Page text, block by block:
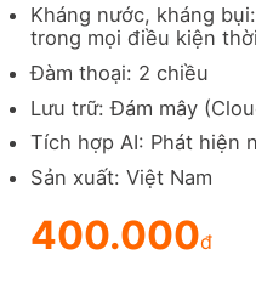
Kháng nước, kháng
trong mọi điều kiện
Đàm thoại: 2 chiều
Lưu trữ: Đám mây
Tích hợp AI: Phát hiện
Sản xuất: Việt Nam
400.000đ